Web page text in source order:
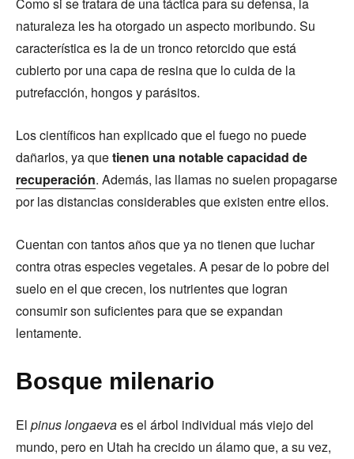
naturaleza les ha otorgado un aspecto moribundo. Su
característica es la de un tronco retorcido que está
cubierto por una capa de resina que lo cuida de la
putrefacción, hongos y parásitos.
Los científicos han explicado que el fuego no puede
dañarlos, ya quetienen una notable capacidad de
recuperación. Además, las llamas no suelen propagarse
por las distancias considerables que existen entre ellos.
Cuentan con tantos años que ya no tienen que luchar
contra otras especies vegetales. A pesar de lo pobre del
suelo en el que crecen, los nutrientes que logran
consumir son suficientes para que se expandan
lentamente.
Bosque milenario
El pinus longaevaes el árbol individual más viejo del
mundo, pero en Utah ha crecido un álamo que, a su vez,